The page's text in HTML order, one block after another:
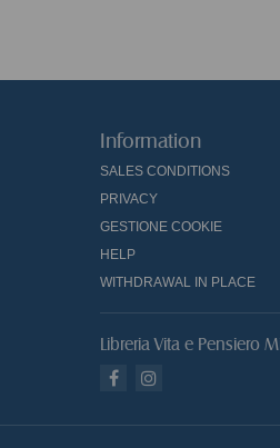
Information
SALES CONDITIONS
PRIVACY
GESTIONE COOKIE
HELP
WITHDRAWAL IN PLACE
Libreria Vita e Pensiero